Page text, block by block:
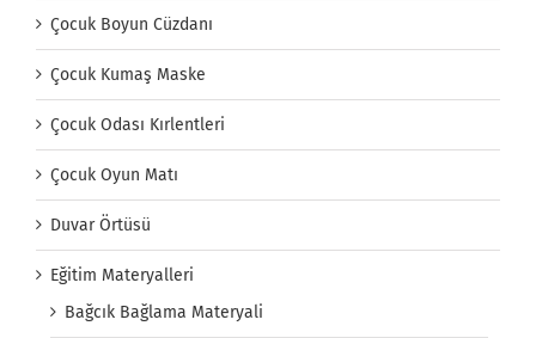
Çocuk Boyun Cüzdanı
Çocuk Kumaş Maske
Çocuk Odası Kırlentleri
Çocuk Oyun Matı
Duvar Örtüsü
Eğitim Materyalleri
Bağcık Bağlama Materyali